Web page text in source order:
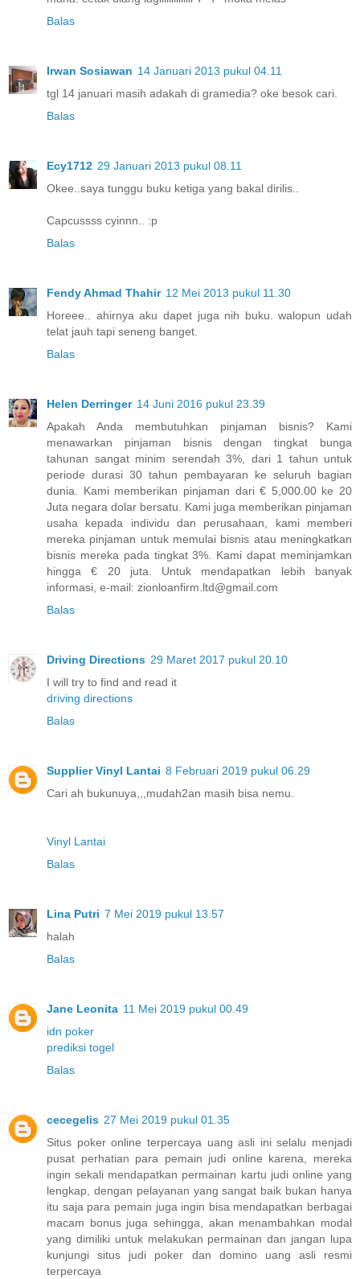
Balas
Irwan Sosiawan 14 Januari 2013 pukul 04.11
tgl 14 januari masih adakah di gramedia? oke besok cari.
Balas
Ecy1712 29 Januari 2013 pukul 08.11
Okee..saya tunggu buku ketiga yang bakal dirilis..
Capcussss cyinnn.. :p
Balas
Fendy Ahmad Thahir 12 Mei 2013 pukul 11.30
Horeee.. ahirnya aku dapet juga nih buku. walopun udah
telat jauh tapi seneng banget.
Balas
Helen Derringer 14 Juni 2016 pukul 23.39
Apakah Anda membutuhkan pinjaman bisnis? Kami
menawarkan pinjaman bisnis dengan tingkat bunga
tahunan sangat minim serendah 3%, dari 1 tahun untuk
periode durasi 30 tahun pembayaran ke seluruh bagian
dunia. Kami memberikan pinjaman dari € 5,000.00 ke 20
Juta negara dolar bersatu. Kami juga memberikan pinjaman
usaha kepada individu dan perusahaan, kami memberi
mereka pinjaman untuk memulai bisnis atau meningkatkan
bisnis mereka pada tingkat 3%. Kami dapat meminjamkan
hingga € 20 juta. Untuk mendapatkan lebih banyak
informasi, e-mail: zionloanfirm.ltd@gmail.com
Balas
Driving Directions 29 Maret 2017 pukul 20.10
I will try to find and read it
driving directions
Balas
Supplier Vinyl Lantai 8 Februari 2019 pukul 06.29
Cari ah bukunuya,,,mudah2an masih bisa nemu.
Vinyl Lantai
Balas
Lina Putri 7 Mei 2019 pukul 13.57
halah
Balas
Jane Leonita 11 Mei 2019 pukul 00.49
idn poker
prediksi togel
Balas
cecegelis 27 Mei 2019 pukul 01.35
Situs poker online terpercaya uang asli ini selalu menjadi
pusat perhatian para pemain judi online karena, mereka
ingin sekali mendapatkan permainan kartu judi online yang
lengkap, dengan pelayanan yang sangat baik bukan hanya
itu saja para pemain juga ingin bisa mendapatkan berbagai
macam bonus juga sehingga, akan menambahkan modal
yang dimiliki untuk melakukan permainan dan jangan lupa
kunjungi situs judi poker dan domino uang asli resmi
terpercaya